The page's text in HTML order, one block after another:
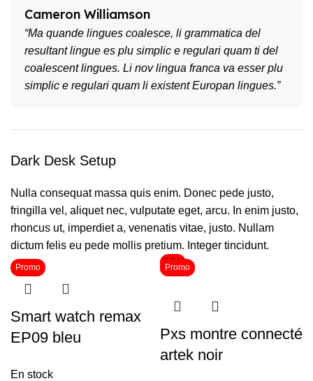
Cameron Williamson
“Ma quande lingues coalesce, li grammatica del
resultant lingue es plu simplic e regulari quam ti del
coalescent lingues. Li nov lingua franca va esser plu
simplic e regulari quam li existent Europan lingues.”
Dark Desk Setup
Nulla consequat massa quis enim. Donec pede justo,
fringilla vel, aliquet nec, vulputate eget, arcu. In enim justo,
rhoncus ut, imperdiet a, venenatis vitae, justo. Nullam
dictum felis eu pede mollis pretium. Integer tincidunt.
Smart watch remax
EP09 bleu
En stock
-25%
Promo
Pxs montre connecté
artek noir
Promo Promo